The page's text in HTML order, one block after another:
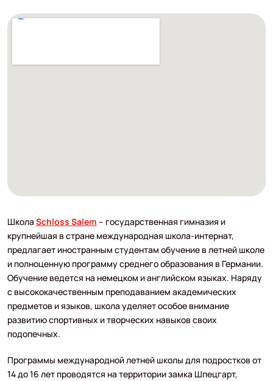
Школа Schloss Salem – государственная гимназия и
крупнейшая в стране международная школа-интернат,
предлагает иностранным студентам обучение в летней школе
и полноценную программу среднего образования в Германии.
Обучение ведется на немецком и английском языках. Наряду
с высококачественным преподаванием академических
предметов и языков, школа уделяет особое внимание
развитию спортивных и творческих навыков своих
подопечных.
Программы международной летней школы для подростков от
14 до 16 лет проводятся на территории замка Шпецгарт,